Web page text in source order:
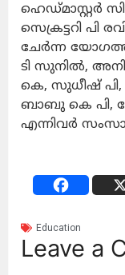
ഹെഡ്മാസ്റ്റർ
സെക്രട്ടറി പി
ചേർന്ന
ടി സുനിൽ,
കെ, സുധീഷ്
ബാബു കെ പി,
എന്നിവർ
Education
Leave a